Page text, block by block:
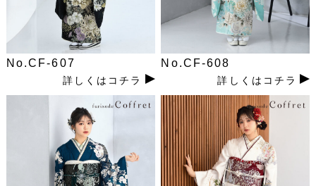
No.CF-607
詳しくはコチラ
No.CF-608
詳しくはコチラ